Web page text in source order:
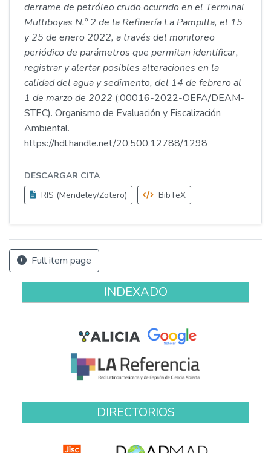
derrame de petróleo crudo ocurrido en el Terminal
Multiboyas N.° 2 de la Refinería La Pampilla, el 15
y 25 de enero 2022, a través del monitoreo
periódico de parámetros que permitan identificar,
registrar y alertar posibles alteraciones en la
calidad del agua y sedimento, del 14 de febrero al
1 de marzo de 2022 (;00016-2022-OEFA/DEAM-
STEC). Organismo de Evaluación y Fiscalización
Ambiental.
https://hdl.handle.net/20.500.12788/1298
DESCARGAR CITA
RIS (Mendeley/Zotero)
BibTeX
Full item page
INDEXADO
DIRECTORIOS